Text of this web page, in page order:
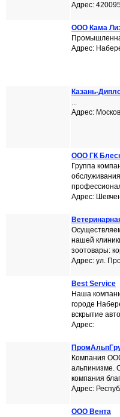
Адрес:
ООО Кама
Адрес:
Казань-
...
Адрес:
ООО ГК
Группа
Адрес:
нашей
зоотовары:
Адрес: ул.
Best Service
Наша
городе
вскрытие
Адрес:
Компания
альпинизме.
компания
Адрес:
ООО Вента